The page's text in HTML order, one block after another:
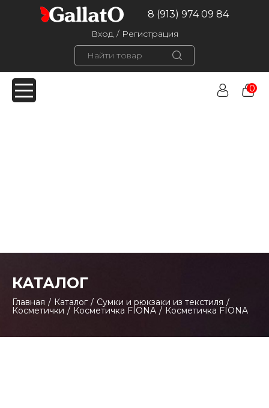
8 (913) 974 09 84
Вход / Регистрация
0
КАТАЛОГ
Главная / Каталог / Сумки и рюкзаки из текстиля /
Косметички / Косметичка FIONA / Косметичка FIONA